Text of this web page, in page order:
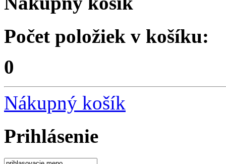
Počet položiek v košíku:
0
Nákupný košík
Prihlásenie